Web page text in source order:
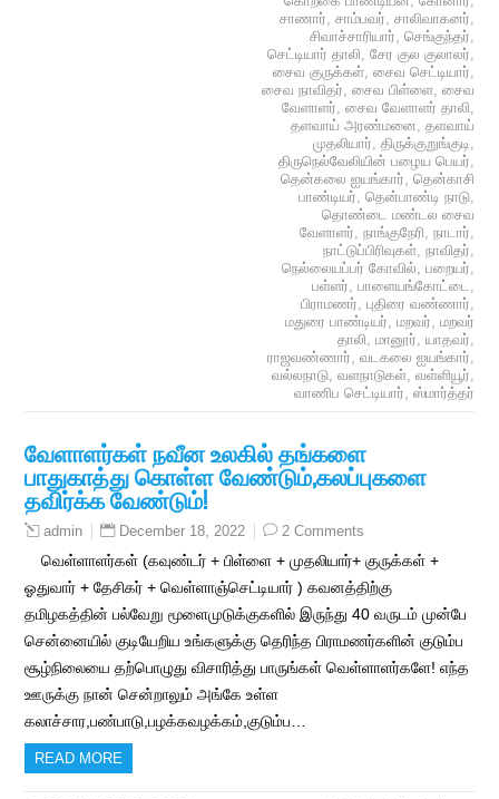
சாணார், சாம்பவர், சாலிவாகனர்,
சிவாச்சாரியார், செங்குந்தர்,
செட்டியார் தாலி, சேர குல குலாலர்,
சைவ குருக்கள், சைவ செட்டியார்,
சைவ நாவிதர், சைவ பிள்ளை, சைவ
வேளாளர், சைவ வேளாளர் தாலி,
தளவாய் அரண்மனை, தளவாய்
முதலியார், திருக்குறுங்குடி,
திருநெல்வேலியின் பழைய பெயர்,
தென்கலை ஐயங்கார், தென்காசி
பாண்டியர், தென்பாண்டி நாடு,
தொண்டை மண்டல சைவ
வேளாளர், நாங்குநேரி, நாடார்,
நாட்டுப்பிரிவுகள், நாவிதர்,
நெல்லையப்பர் கோவில், பறையர்,
பள்ளர், பாளையங்கோட்டை,
பிராமணர், புதிரை வண்ணார்,
மதுரை பாண்டியர், மறவர், மறவர்
தாலி, மானூர், யாதவர்,
ராஜவண்ணார், வடகலை ஐயங்கார்,
வல்லநாடு, வளநாடுகள், வள்ளியூர்,
வாணிப செட்டியார், ஸ்மார்த்தர்
வேளாளர்கள் நவீன உலகில் தங்களை
பாதுகாத்து கொள்ள வேண்டும்,கலப்புகளை
தவிர்க்க வேண்டும்!
admin December 18, 2022 2 Comments
வெள்ளாளர்கள் (கவுண்டர் + பிள்ளை + முதலியார்+ குருக்கள் +
ஓதுவார் + தேசிகர் + வெள்ளாஞ்செட்டியார் ) கவனத்திற்கு
தமிழகத்தின் பல்வேறு மூளைமுடுக்குகளில் இருந்து 40 வருடம் முன்பே
சென்னையில் குடியேறிய உங்களுக்கு தெரிந்த பிராமணர்களின் குடும்ப
சூழ்நிலையை தற்பொழுது விசாரித்து பாருங்கள் வெள்ளாளர்களே! எந்த
ஊருக்கு நான் சென்றாலும் அங்கே உள்ள
கலாச்சார,பண்பாடு,பழக்கவழக்கம்,குடும்ப…
READ MORE